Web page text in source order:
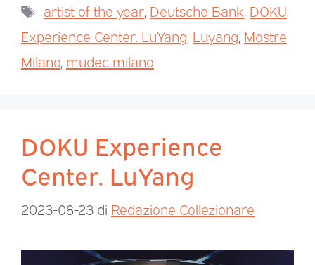
artist of the year, Deutsche Bank, DOKU
Experience Center. LuYang, Luyang, Mostre
Milano, mudec milano
DOKU Experience
Center. LuYang
2023-08-23 di Redazione Collezionare